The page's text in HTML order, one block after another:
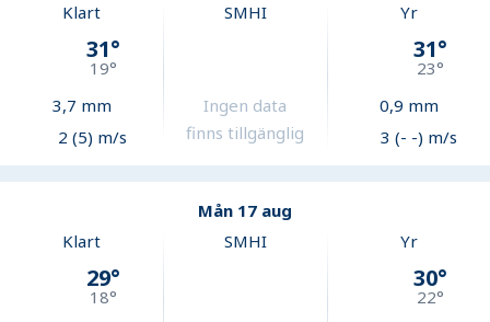
Klart
31°
19°
3,7 mm
2 (5) m/s
SMHI
Ingen data
finns tillgänglig
Yr
31°
23°
0,9 mm
3 (- -) m/s
Mån 17 aug
Klart
29°
18°
SMHI Yr
30°
22°